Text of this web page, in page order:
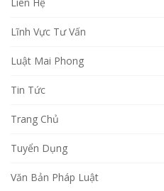
Lĩnh Vực Tư Vấn
Luật Mai Phong
Tin Tức
Trang Chủ
Tuyển Dụng
Văn Bản Pháp Luật